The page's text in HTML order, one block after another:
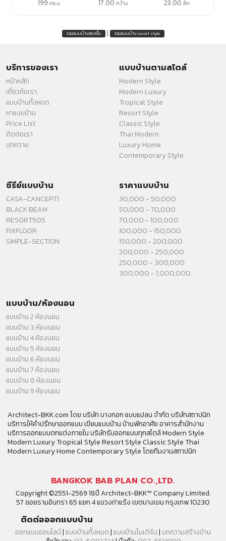
199 ตร.ม. 17.00 กว้าง 23.00 ลึก
รวมแบบบ้านสองชั้น | รวมแบบบ้าน resort style
บริการของเรา
หน้าหลัก
เกี่ยวกับเรา
แบบบ้านทั้งหมด
หาแบบบ้าน
Price List
ติดต่อเรา
บทความ
แบบบ้านตามสไตล์
Modern Style
Modern Luxury
Tropical Style
Resort Style
Classic Style
Thai Modern
Luxury Home
Contemporary Style
ซีรีย์แบบบ้าน
CASA-CANCEPT1
BLACK BEAM
RESORT505
FIXFLOOR
SIMPLE-SECTION
ราคาแบบบ้าน
30,000 - 50,000
50,000 - 70,000
70,000 - 100,000
100,000 - 150,000
150,000 - 200,000
200,000 - 250,000
250,000 - 300,000
300,000 - 1,000,000
แบบบ้าน/ห้องนอน
แบบบ้าน 2 ห้องนอน
แบบบ้าน 3 ห้องนอน
แบบบ้าน 4 ห้องนอน
แบบบ้าน 5 ห้องนอน
แบบบ้าน 6 ห้องนอน
แบบบ้าน 7 ห้องนอน
แบบบ้าน 8 ห้องนอน
แบบบ้าน 9 ห้องนอน
Architect-BKK.com โดย บริษัท บางกอก แบบแปลน จำกัด บริษัทสถาปนิก
บริการให้คำปรึกษาออกแบบ เขียนแบบบ้าน บ้านพักอาศัย อาคารสำนักงาน
บริการออกแบบตกแต่งภายใน บริษัทรับออกแบบทุกสไตล์ Modern Style
Modern Luxury Tropical Style Resort Style Classic Style Thai
Modern Luxury Home Contemporary Style โดยทีมงานสถาปนิก
BANGKOK BAB PLAN CO.,LTD.
Copyright ©2551-2569 18ปี Architect-BKK™ Company Limited.
57 ซอยรามอินทรา 65 แยก 4 แขวงท่าแร้ง เขตบางเขน กรุงเทพ 10230
ติดต่อออกแบบบ้าน
ออกแบบออนไลน์| แบบบ้านทั้งหมด| แบบบ้านโมเดิร์น| บทความสร้างบ้าน